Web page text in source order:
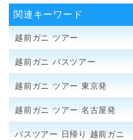
関連キーワード
越前ガニ ツアー
越前ガニ バスツアー
越前ガニ ツアー 東京発
越前ガニ ツアー 名古屋発
バスツアー 日帰り 越前ガニ